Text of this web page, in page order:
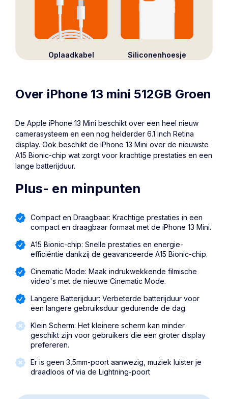
Oplaadkabel Siliconenhoesje
Over iPhone 13 mini 512GB Groen
De Apple iPhone 13 Mini beschikt over een heel nieuw
camerasysteem en een nog helderder 6.1 inch Retina
display. Ook beschikt de iPhone 13 Mini over de nieuwste
A15 Bionic-chip wat zorgt voor krachtige prestaties en een
lange batterijduur.
Plus- en minpunten
Compact en Draagbaar: Krachtige prestaties in een
compact en draagbaar formaat met de iPhone 13 Mini.
A15 Bionic-chip: Snelle prestaties en energie-
efficiëntie dankzij de geavanceerde A15 Bionic-chip.
Cinematic Mode: Maak indrukwekkende filmische
video's met de nieuwe Cinematic Mode.
Langere Batterijduur: Verbeterde batterijduur voor
een langere gebruiksduur gedurende de dag.
Klein Scherm: Het kleinere scherm kan minder
geschikt zijn voor gebruikers die een groter display
prefereren.
Er is geen 3,5mm-poort aanwezig, muziek luister je
draadloos of via de Lightning-poort